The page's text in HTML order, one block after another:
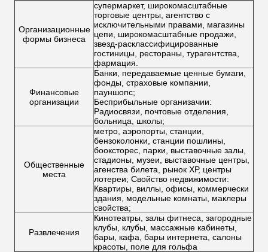
Организационные
формы бизнеса
супермаркет, широкомасштабные
торговые центры, агентство с
исключительными правами, магазины
цепи, широкомасштабные продажи,
звезд-расклассифицированные
гостиницы, рестораны, турагентства,
фармация.
Финансовые
организации
Банки, передаваемые ценные бумаги,
фонды, страховые компании,
пауншопс;
Бесприбыльные организачии:
Радиосвязи, почтовые отделения,
больница, школы;
Общественные
места
метро, аэропорты, станции,
бензоколонки, станции пошлины,
бооксторес, парки, выставочные залы,
стадионы, музеи, выставочные центры,
агенства билета, рынок ХР, центры
лотереи; Свойство недвижимости:
Квартиры, виллы, офисы, коммерчески
здания, модельные комнаты, маклеры
свойства;
Развлечения
Кинотеатры, залы фитнеса, загородные
клубы, клубы, массажные кабинеты,
бары, кафа, бары интернета, салоны
красоты, поле для гольфа